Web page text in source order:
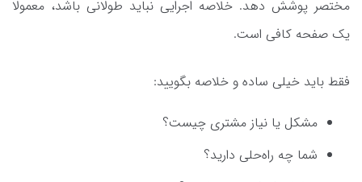
مختصر پوشش دهد. خلاصه اجرایی نباید طولانی باشد، معمولا
یک صفحه کافی است.
فقط باید خیلی ساده و خلاصه بگویید:
مشکل یا نیاز مشتری چیست؟
شما چه راه‌حلی دارید؟